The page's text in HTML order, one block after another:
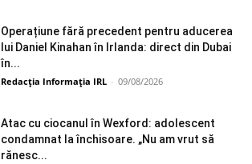
Operațiune fără precedent pentru aducerea
lui Daniel Kinahan în Irlanda: direct din Dubai
în...
Redacția Informația IRL - 09/08/2026
Atac cu ciocanul în Wexford: adolescent
condamnat la închisoare. „Nu am vrut să
rănesc...